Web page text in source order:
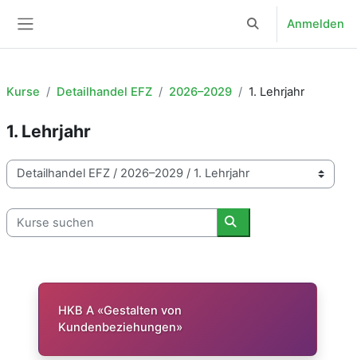
Sucheingabe
Anmelden
Kurse Detailhandel EFZ 2026–2029 1. Lehrjahr
1. Lehrjahr
Kursbereiche
Kurse suchen
Kurse suchen
HKB A «Gestalten von
Kundenbeziehungen»